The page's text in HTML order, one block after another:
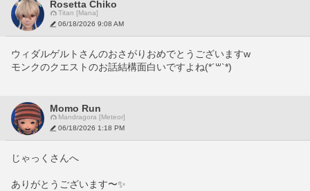
Rosetta Chiko
Titan [Mana]
06/18/2026 9:08 AM
ウィダルゲルトさんのおさがりおめでとうございますw
モンクのクエストのお話結構面白いですよね(*´꒳`*)
Momo Run
Mandragora [Meteor]
06/18/2026 1:18 PM
じゃっくさんへ
ありがとうございます〜✨️